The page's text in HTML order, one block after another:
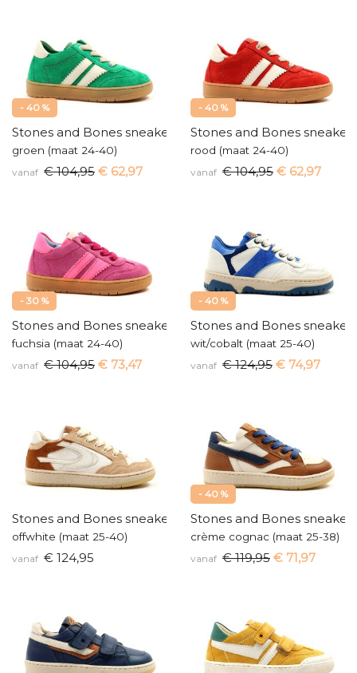
- 40 %
Stones and Bones sneakers
groen (maat 24-40)
vanaf € 104,95 € 62,97
- 40 %
Stones and Bones sneakers
rood (maat 24-40)
vanaf € 104,95 € 62,97
- 30 %
Stones and Bones sneakers
fuchsia (maat 24-40)
vanaf € 104,95 € 73,47
- 40 %
Stones and Bones sneakers
wit/cobalt (maat 25-40)
vanaf € 124,95 € 74,97
Stones and Bones sneakers
offwhite (maat 25-40)
vanaf € 124,95
- 40 %
Stones and Bones sneakers
crème cognac (maat 25-38)
vanaf € 119,95 € 71,97